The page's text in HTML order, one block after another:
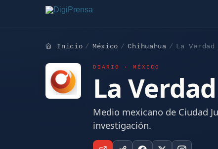
Inicio México Chihuahua La
DIARIO · MÉXICO
La
Medio mexicano de Ciudad
investigación.